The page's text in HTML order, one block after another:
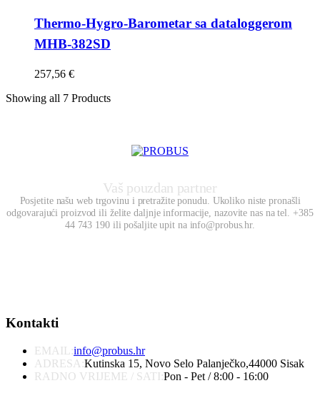
Thermo-Hygro-Barometar sa dataloggerom
MHB-382SD
257,56 €
Showing all 7 Products
Vaš pouzdan partner
Posjetite našu web trgovinu i pretražite ponudu. Ukoliko niste pronašli
odgovarajući proizvod ili želite daljnje informacije, nazovite nas na tel. +385
44 743 190 ili pošaljite upit na info@probus.hr.
Kontakti
EMAIL:info@probus.hr
ADRESA:Kutinska 15, Novo Selo Palanječko,44000 Sisak
RADNO VRIJEME / SATI:Pon - Pet / 8:00 - 16:00